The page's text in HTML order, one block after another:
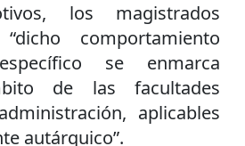
los magistrados
comportamiento
se enmarca
de las facultades
aplicables
autárquico”.